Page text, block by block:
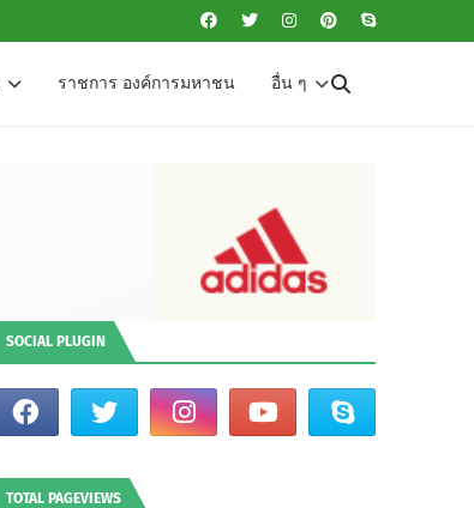
ราชการ องค์การมหาชน อื่น ๆ
SOCIAL PLUGIN
TOTAL PAGEVIEWS